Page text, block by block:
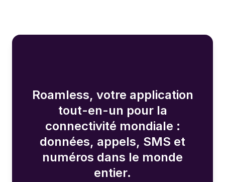
Roamless, votre application
tout-en-un pour la
connectivité mondiale :
données, appels, SMS et
numéros dans le monde
entier.